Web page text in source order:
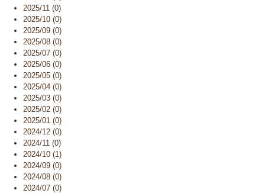
2025/11 (0)
2025/10 (0)
2025/09 (0)
2025/08 (0)
2025/07 (0)
2025/06 (0)
2025/05 (0)
2025/04 (0)
2025/03 (0)
2025/02 (0)
2025/01 (0)
2024/12 (0)
2024/11 (0)
2024/10 (1)
2024/09 (0)
2024/08 (0)
2024/07 (0)